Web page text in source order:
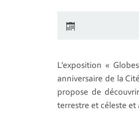
L’exposition «
anniversaire de la
propose de
terrestre et céleste et